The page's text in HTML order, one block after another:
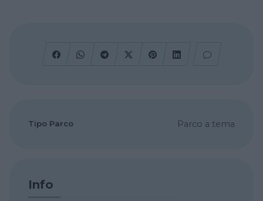
Tipo Parco Parco a tema
Info